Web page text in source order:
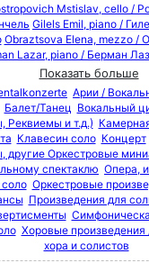
Mstislav, cello /
Gilels Emil, piano /
Obraztsova Elena, mezzo /
Lazar, piano / Берман
Показать больше
Арии /
Балет/Танец Вокальный
Реквиемы и т.д.)
Клавесин соло Концерт
другие Оркестровые
спектаклю Опера,
Оркестровые
Произведения для
Хоровые произведения
хора и солистов